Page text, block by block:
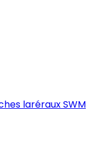
laréraux SWM